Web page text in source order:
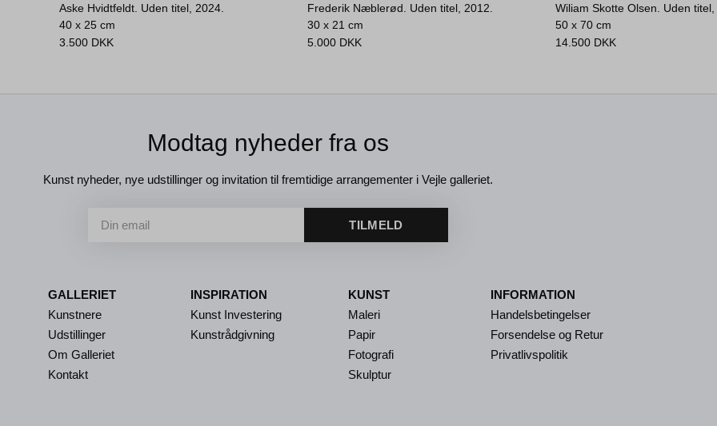
Aske Hvidtfeldt. Uden titel, 2024.
40 x 25 cm
3.500 DKK
Frederik Næblerød. Uden titel, 2012.
30 x 21 cm
5.000 DKK
Wiliam Skotte Olsen. Uden titel,
50 x 70 cm
14.500 DKK
Modtag nyheder fra os
Kunst nyheder, nye udstillinger og invitation til fremtidige arrangementer i Vejle galleriet.
TILMELD
GALLERIET
Kunstnere
Udstillinger
Om Galleriet
Kontakt
INSPIRATION
Kunst Investering
Kunstrådgivning
KUNST
Maleri
Papir
Fotografi
Skulptur
INFORMATION
Handelsbetingelser
Forsendelse og Retur
Privatlivspolitik